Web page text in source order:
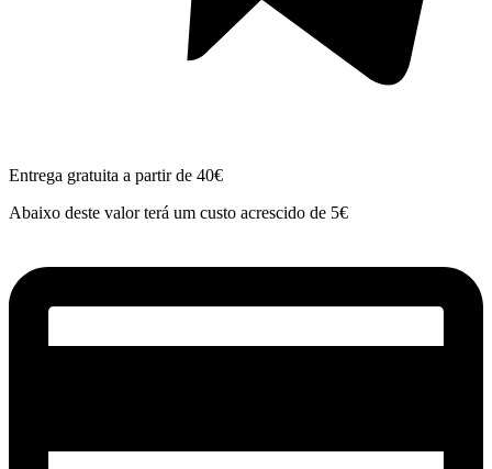
Entrega gratuita a partir de 40€
Abaixo deste valor terá um custo acrescido de 5€